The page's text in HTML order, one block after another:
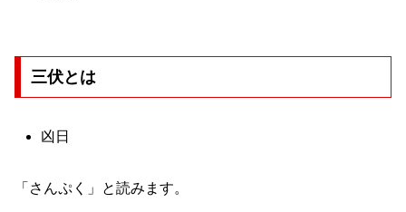
三伏とは
凶日
「さんぷく」と読みます。